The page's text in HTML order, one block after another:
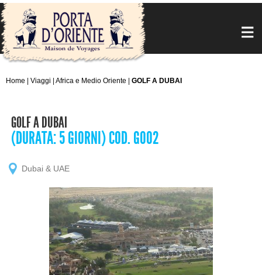
Home Viaggi Africa e Medio Oriente GOLF A DUBAI
GOLF A DUBAI
(DURATA: 5 GIORNI) COD. GO02
Dubai & UAE